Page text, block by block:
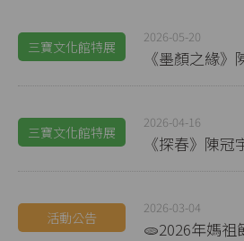
三寶文化館特展
2026-05-20
《墨顏之緣
三寶文化館特展
2026-04-16
《探春》陳
活動公告
2026-03-04
🫓2026年媽